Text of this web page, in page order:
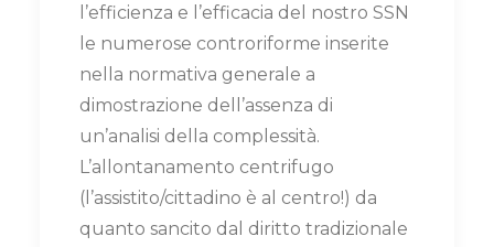
l’efficienza e l’efficacia del nostro SSN
le numerose controriforme inserite
nella normativa generale a
dimostrazione dell’assenza di
un’analisi della complessità.
L’allontanamento centrifugo
(l’assistito/cittadino è al centro!) da
quanto sancito dal diritto tradizionale